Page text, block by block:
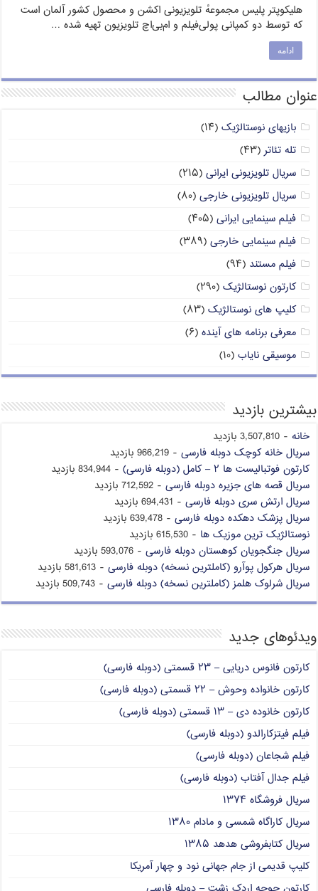
هلیکوپتر پلیس مجموعهٔ تلویزیونی اکشن و محصول کشور آلمان است
که توسط دو کمپانی پولی‌فیلم و ام‌بی‌اچ تلویزیون تهیه شده …
ادامه
عنوان مطالب
بازیهای نوستالژیک (۱۴)
تله تئاتر (۴۳)
سریال تلویزیونی ایرانی (۲۱۵)
سریال تلویزیونی خارجی (۸۰)
فیلم سینمایی ایرانی (۴۰۵)
فیلم سینمایی خارجی (۳۸۹)
فیلم مستند (۹۴)
کارتون نوستالژیک (۲۹۰)
کلیپ های نوستالژیک (۸۳)
معرفی برنامه های آینده (۶)
موسیقی نایاب (۱۰)
بیشترین بازدید
خانه - 3,507,810 بازدید
سریال خانه کوچک دوبله فارسی - 966,219 بازدید
کارتون فوتبالیست ها ۲ – کامل (دوبله فارسی)
- 834,944 بازدید
سریال قصه های جزیره دوبله فارسی - 712,592 بازدید
سریال ارتش سری دوبله فارسی - 694,431 بازدید
سریال پزشک دهکده دوبله فارسی - 639,478 بازدید
نوستالژیک ترین موزیک ها - 615,530 بازدید
سریال جنگجویان کوهستان دوبله فارسی - 593,076 بازدید
سریال هرکول پوآرو (کاملترین نسخه) دوبله فارسی - 581,613 بازدید
سریال شرلوک هلمز (کاملترین نسخه) دوبله فارسی - 509,743 بازدید
ویدئوهای جدید
کارتون فانوس دریایی – ۲۳ قسمتی (دوبله فارسی)
کارتون خانواده وحوش – ۲۲ قسمتی (دوبله فارسی)
کارتون خانوده دی – ۱۳ قسمتی (دوبله فارسی)
فیلم فیتزکارالدو (دوبله فارسی)
فیلم شجاعان (دوبله فارسی)
فیلم جدال آفتاب (دوبله فارسی)
سریال فروشگاه ۱۳۷۴
سریال کاراگاه شمسی و مادام ۱۳۸۰
سریال کتابفروشی هدهد ۱۳۸۵
کلیپ قدیمی از جام جهانی نود و چهار آمریکا